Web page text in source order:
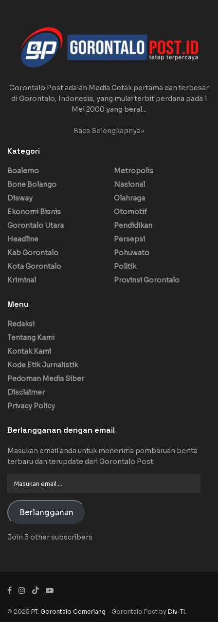
Gorontalo Post adalah Media Cetak pertama dan terbesar
di Gorontalo, Indonesia, yang mulai terbit perdana pada 1
Mei 2000 yang beral...
Baca Selengkapnya»
Kategori
Boalemo
Bone Bolango
Disway
Ekonomi Bisnis
Gorontalo Utara
Headline
Kab Gorontalo
Kota Gorontalo
Kriminal
Metropolis
Nasional
Olahraga
Otomotif
Pendidikan
Persepsi
Pohuwato
Politik
Provinsi Gorontalo
Menu
Redaksi
Tentang Kami
Kontak Kami
Kode Etik Jurnalistik
Pedoman Media Siber
Disclaimer
Privacy Policy
Berlangganan dengan email
Masukan email anda untuk menerima pembaruan berita
terbaru dan terupdate dari Gorontalo Post
Berlangganan
Join 3 other subscribers
© 2025 PT. Gorontalo Cemerlang - Gorontalo Post by Div-TI.